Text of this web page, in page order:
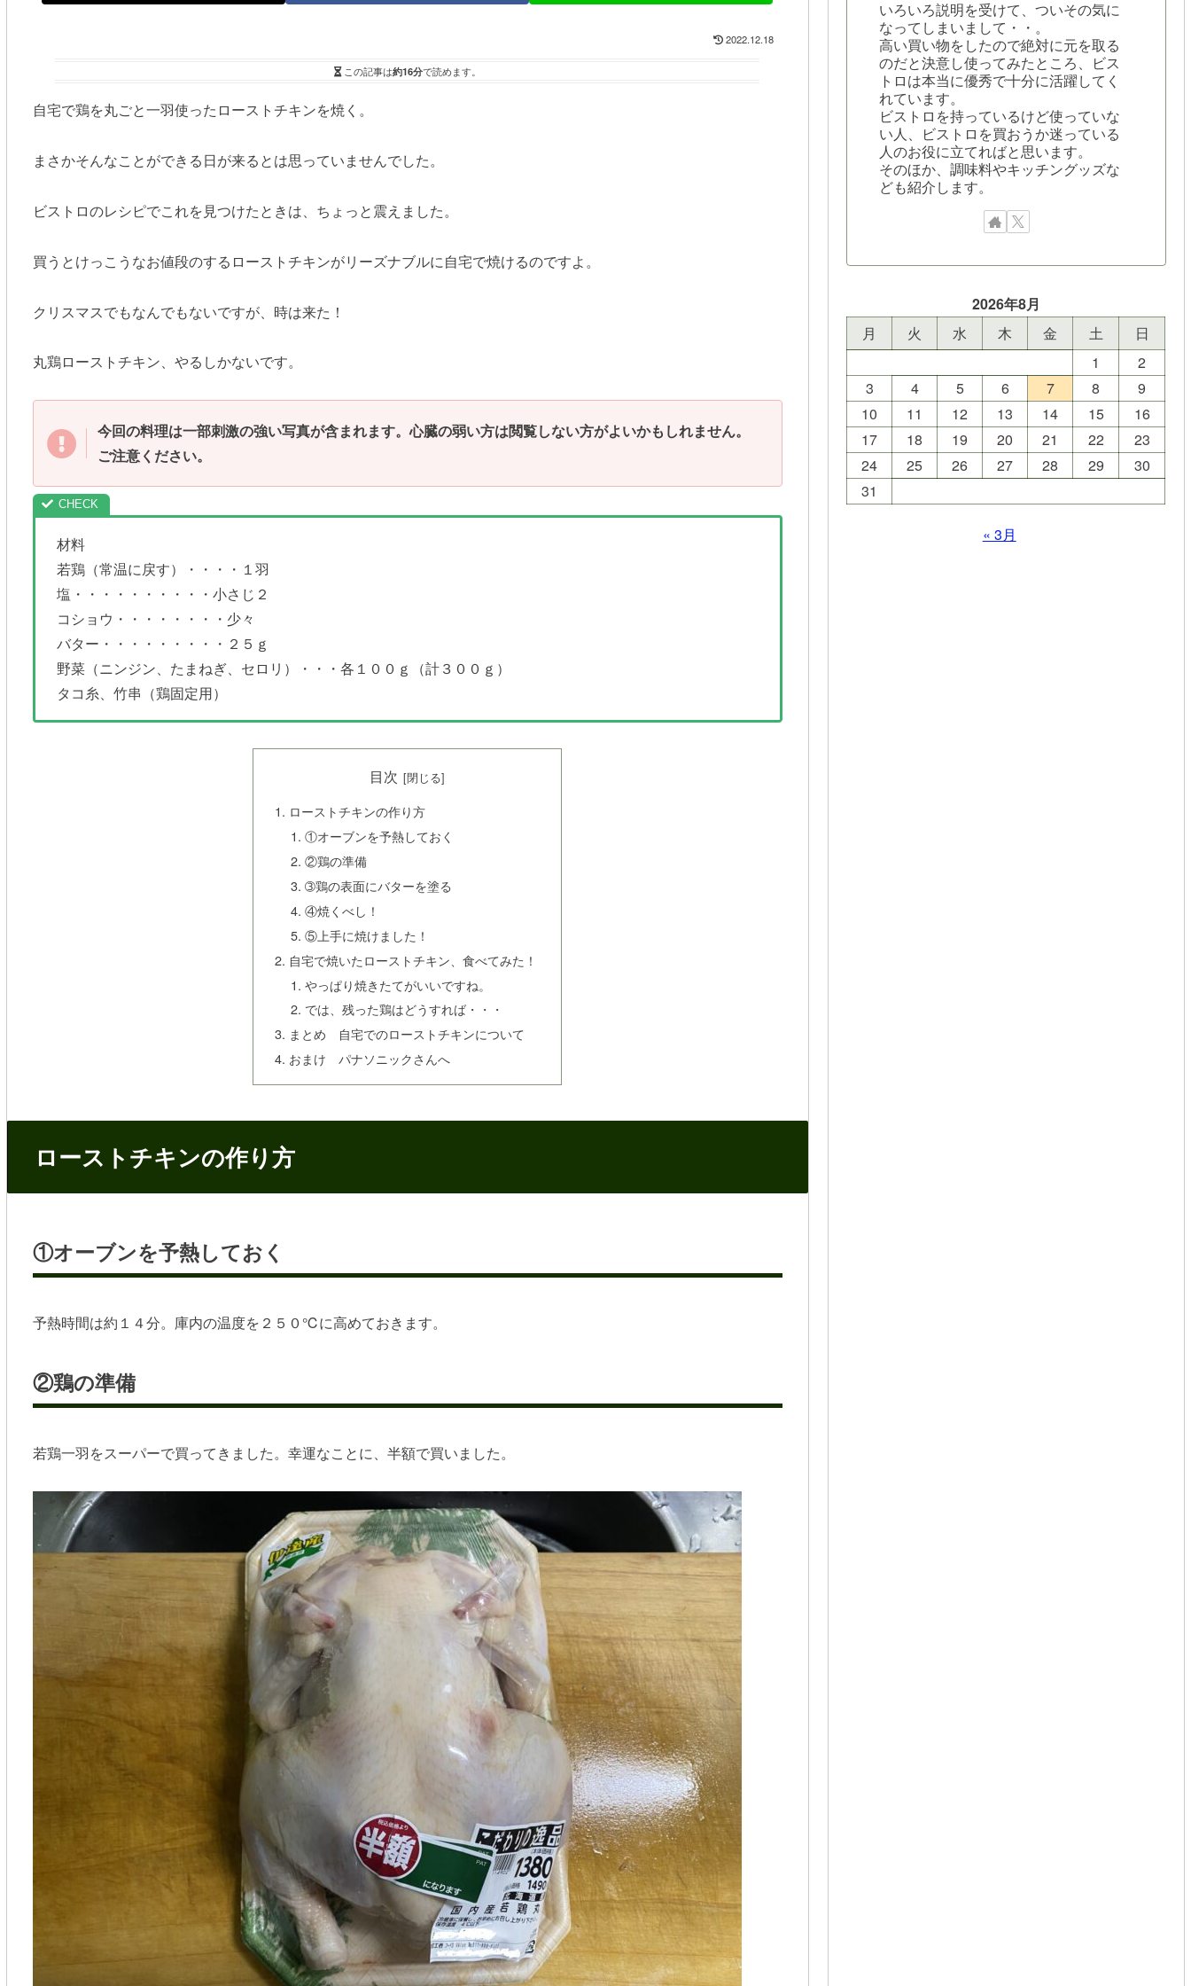
2022.12.18
この記事は約16分で読めます。
自宅で鶏を丸ごと一羽使ったローストチキンを焼く。
まさかそんなことができる日が来るとは思っていませんでした。
ビストロのレシピでこれを見つけたときは、ちょっと震えました。
買うとけっこうなお値段のするローストチキンがリーズナブルに自宅で焼けるのですよ。
クリスマスでもなんでもないですが、時は来た！
丸鶏ローストチキン、やるしかないです。
今回の料理は一部刺激の強い写真が含まれます。心臓の弱い方は閲覧しない方がよいかもしれません。
ご注意ください。
材料
若鶏（常温に戻す）・・・・１羽
塩・・・・・・・・・・小さじ２
コショウ・・・・・・・・少々
バター・・・・・・・・・２５ｇ
野菜（ニンジン、たまねぎ、セロリ）・・・各１００ｇ（計３００ｇ）
タコ糸、竹串（鶏固定用）
目次
ローストチキンの作り方
①オーブンを予熱しておく
②鶏の準備
➂鶏の表面にバターを塗る
④焼くべし！
⑤上手に焼けました！
自宅で焼いたローストチキン、食べてみた！
やっぱり焼きたてがいいですね。
では、残った鶏はどうすれば・・・
まとめ 自宅でのローストチキンについて
おまけ パナソニックさんへ
ローストチキンの作り方
①オーブンを予熱しておく
予熱時間は約１４分。庫内の温度を２５０℃に高めておきます。
②鶏の準備
若鶏一羽をスーパーで買ってきました。幸運なことに、半額で買いました。
いろいろ説明を受けて、ついその気に
なってしまいまして・・。
高い買い物をしたので絶対に元を取る
のだと決意し使ってみたところ、ビス
トロは本当に優秀で十分に活躍してく
れています。
ビストロを持っているけど使っていな
い人、ビストロを買おうか迷っている
人のお役に立てればと思います。
そのほか、調味料やキッチングッズな
ども紹介します。
2026年8月
月
火 水 木 金 土
日
1
2
3
4 5 6 7 8
9
10
11 12 13 14 15
16
17
18 19 20 21 22
23
24
25 26 27 28 29
30
31
« 3月